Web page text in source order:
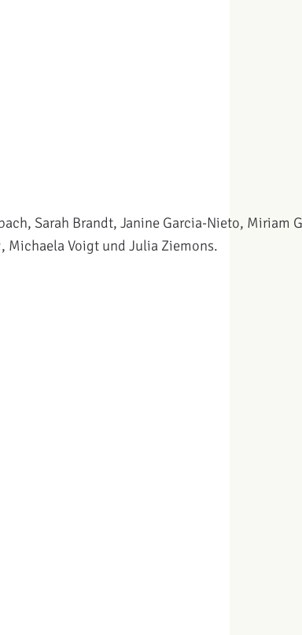
Sarah Brandt, Janine Garcia-Nieto,
Michaela Voigt und Julia Ziemons.